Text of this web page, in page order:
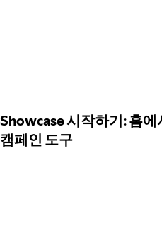
Showcase 시작하기: 홈
캠페인 도구